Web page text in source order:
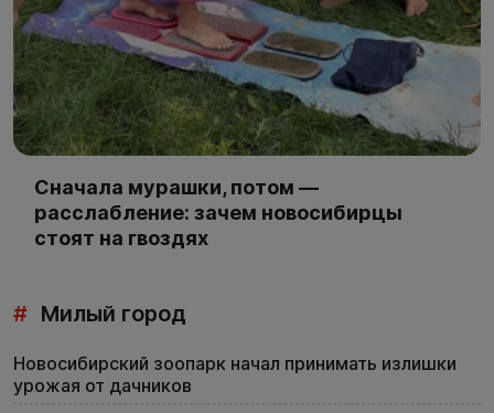
Сначала мурашки, потом —
расслабление: зачем новосибирцы
стоят на гвоздях
# Милый город
Новосибирский зоопарк начал принимать излишки
урожая от дачников